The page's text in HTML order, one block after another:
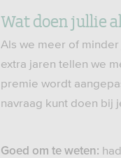
Wat doen jullie
Als we meer of
extra jaren tellen we
premie wordt
navraag kunt doen bij
Goed om te weten: